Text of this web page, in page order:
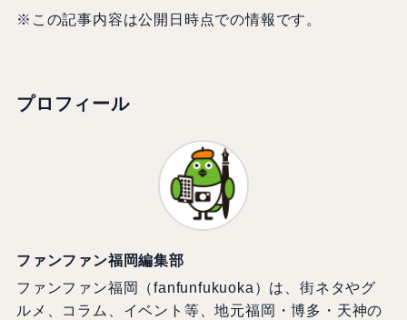
※この記事内容は公開日時点での情報です。
プロフィール
ファンファン福岡編集部
ファンファン福岡（fanfunfukuoka）は、街ネタやグ
ルメ、コラム、イベント等、地元福岡・博多・天神の